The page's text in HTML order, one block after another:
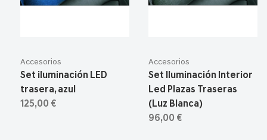
Accesorios
Set iluminación LED
trasera, azul
125,00 €
Accesorios
Set Iluminación Interior
Led Plazas Traseras
(Luz Blanca)
96,00 €